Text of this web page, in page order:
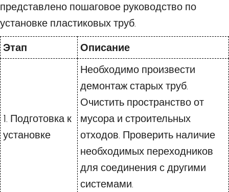
представлено пошаговое руководство по
установке пластиковых труб.
Этап
Описание
1. Подготовка к
установке
Необходимо произвести
демонтаж старых труб.
Очистить пространство от
мусора и строительных
отходов. Проверить наличие
необходимых переходников
для соединения с другими
системами.